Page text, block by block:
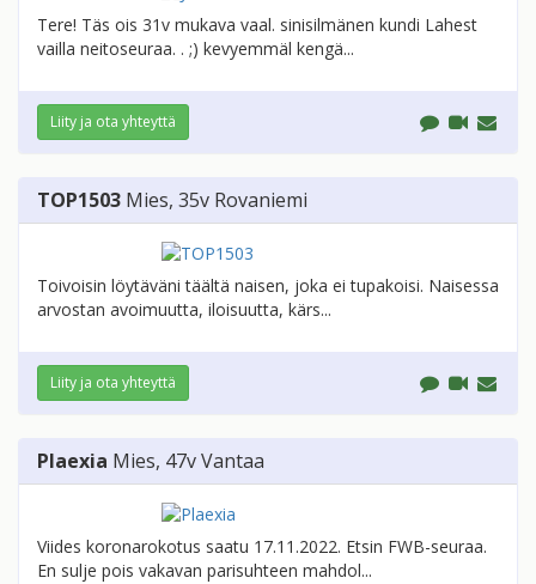
Tere! Täs ois 31v mukava vaal. sinisilmänen kundi Lahest
vailla neitoseuraa. . ;) kevyemmäl kengä...
Liity ja ota yhteyttä
TOP1503 Mies, 35v Rovaniemi
Toivoisin löytäväni täältä naisen, joka ei tupakoisi. Naisessa
arvostan avoimuutta, iloisuutta, kärs...
Liity ja ota yhteyttä
Plaexia Mies, 47vVantaa
Viides koronarokotus saatu 17.11.2022. Etsin FWB-seuraa.
En sulje pois vakavan parisuhteen mahdol...